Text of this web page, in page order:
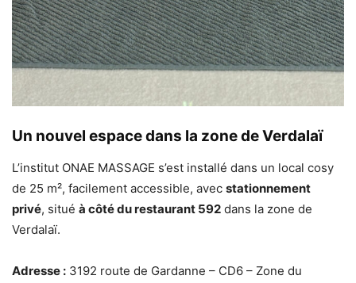
Un nouvel espace dans la zone de Verdalaï
L’institut ONAE MASSAGE s’est installé dans un local cosy
de 25 m², facilement accessible, avec stationnement
privé, situé à côté du restaurant 592 dans la zone de
Verdalaï.
Adresse : 3192 route de Gardanne – CD6 – Zone du